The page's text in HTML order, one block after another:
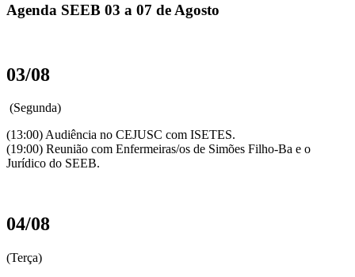
Agenda SEEB 03 a 07 de Agosto
03/08
(Segunda)
(13:00) Audiência no CEJUSC com ISETES.
(19:00) Reunião com Enfermeiras/os de Simões Filho-Ba e o
Jurídico do SEEB.
04/08
(Terça)